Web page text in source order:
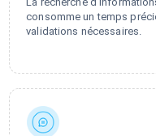
consomme un temps
validations nécessaires.